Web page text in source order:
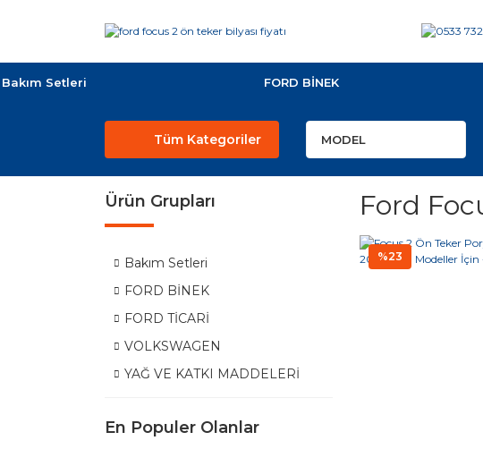
Bakım Setleri FORD BİNEK
Tüm Kategoriler
Ürün Grupları
Bakım Setleri
FORD BİNEK
FORD TİCARİ
VOLKSWAGEN
YAĞ VE KATKI MADDELERİ
En Populer Olanlar
Ford
%23